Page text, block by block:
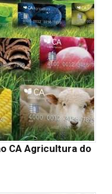
CA Agricultura do